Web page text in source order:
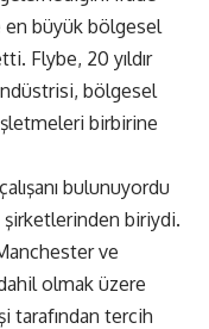
büyük bölgesel
Flybe, 20 yıldır
bölgesel
birbirine
bulunuyordu
biriydi.
ve
olmak üzere
tarafından tercih